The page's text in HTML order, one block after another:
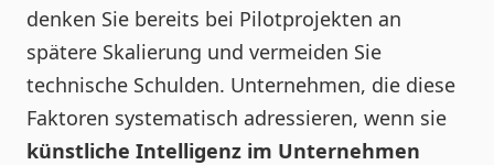
denken Sie bereits bei Pilotprojekten an
spätere Skalierung und vermeiden Sie
technische Schulden. Unternehmen, die diese
Faktoren systematisch adressieren, wenn sie
künstliche Intelligenz im Unternehmen